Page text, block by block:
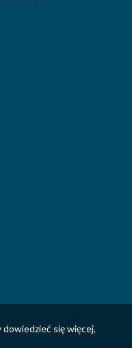
dowiedzieć się więcej,